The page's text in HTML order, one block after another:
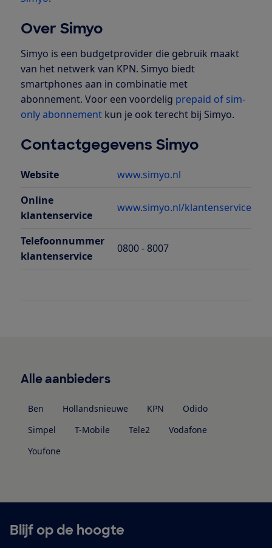
Over Simyo
Simyo is een budgetprovider die gebruik maakt
van het netwerk van KPN. Simyo biedt
smartphones aan in combinatie met
abonnement. Voor een voordelig prepaid of sim-
only abonnementkun je ook terecht bij Simyo.
Contactgegevens Simyo
Website
www.simyo.nl
Online
klantenservice
www.simyo.nl/klantenservice
Telefoonnummer
klantenservice
0800 - 8007
Alle aanbieders
Ben Hollandsnieuwe KPN
Odido
Simpel
T-Mobile Tele2
Vodafone
Youfone
Blijf op de hoogte